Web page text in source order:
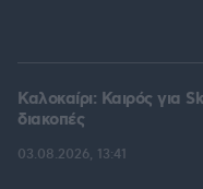
Καλοκαίρι: Καιρός για
διακοπές
03.08.2026, 13:41